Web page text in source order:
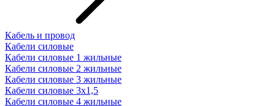
Кабель и провод
Кабели силовые
Кабели силовые 1 жильные
Кабели силовые 2 жильные
Кабели силовые 3 жильные
Кабели силовые 3х1,5
Кабели силовые 4 жильные